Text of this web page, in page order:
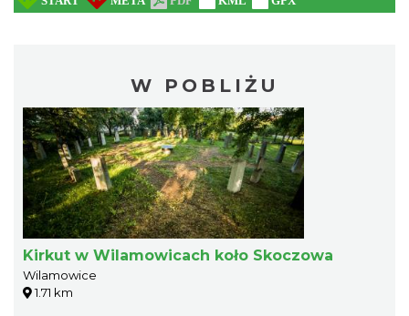
W POBLIŻU
Kirkut w Wilamowicach koło Skoczowa
Wilamowice
1.71 km